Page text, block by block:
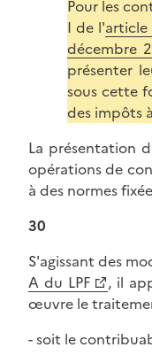
Pour les
I de l'article
décembre
présenter
sous cette
des impôts
La présentation
opérations de
à des normes
30
S'agissant des
A du LPF
, il
œuvre le
- soit le